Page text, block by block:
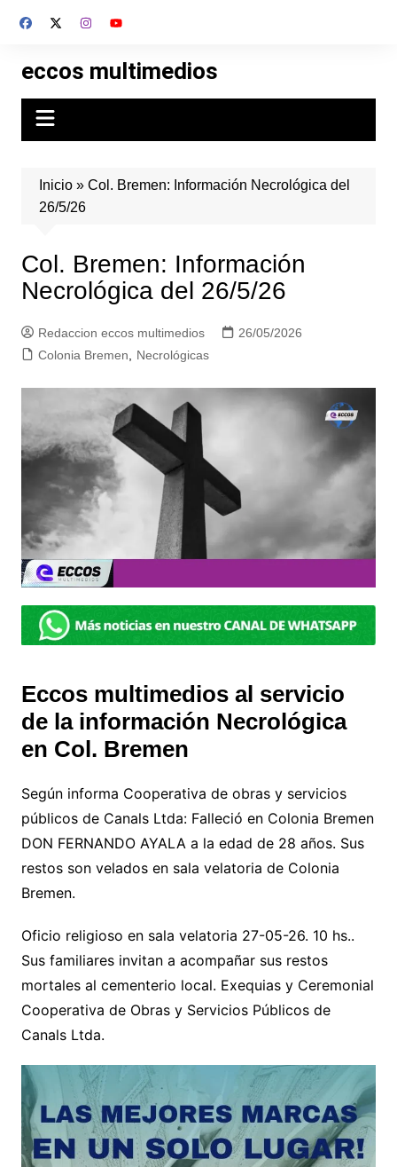
eccos multimedios
Inicio» Col. Bremen: Información Necrológica del
26/5/26
Col. Bremen: Información
Necrológica del 26/5/26
Redaccion eccos multimedios
26/05/2026
Colonia Bremen
Necrológicas
Eccos multimedios al servicio
de la información Necrológica
en Col. Bremen
Según informa Cooperativa de obras y servicios
públicos de Canals Ltda: Falleció en Colonia Bremen
DON FERNANDO AYALA a la edad de 28 años. Sus
restos son velados en sala velatoria de Colonia
Bremen.
Oficio religioso en sala velatoria 27-05-26. 10 hs..
Sus familiares invitan a acompañar sus restos
mortales al cementerio local. Exequias y Ceremonial
Cooperativa de Obras y Servicios Públicos de
Canals Ltda.